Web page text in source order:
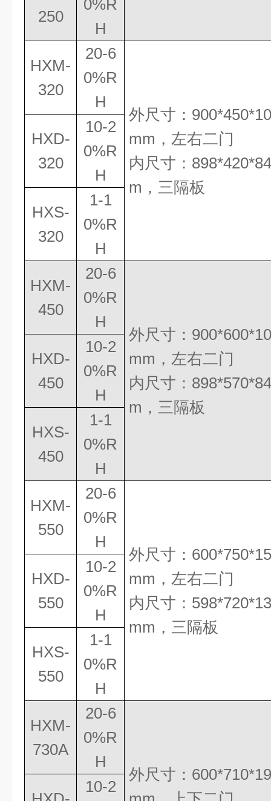
250
0%R
H
HXM-
320
20-6
0%R
H
外尺寸：
mm ， 左右二门
内尺寸：
m ，三隔板
HXD-
320
10-2
0%R
H
HXS-
320
1-1
0%R
H
HXM-
450
20-6
0%R
H
外尺寸：
mm ， 左右二门
内尺寸：
m ，三隔板
HXD-
450
10-2
0%R
H
HXS-
450
1-1
0%R
H
HXM-
550
20-6
0%R
H
外尺寸：
mm ， 左右二门
内尺寸：
mm ，三隔板
HXD-
550
10-2
0%R
H
HXS-
550
1-1
0%R
H
HXM-
730A
20-6
0%R
H
外尺寸：
10-2